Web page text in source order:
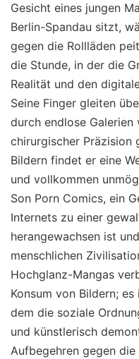
Gesicht eines jungen
Berlin-Spandau sitzt,
gegen die Rollläden
die Stunde, in der die
Realität und den
Seine Finger gleiten
durch endlose
chirurgischer Präzision
Bildern findet er eine
und vollkommen
Son Porn Comics, ein
Internets zu einer
herangewachsen ist
menschlichen
Hochglanz-Mangas
Konsum von Bildern;
dem die soziale
und künstlerisch
Aufbegehren gegen